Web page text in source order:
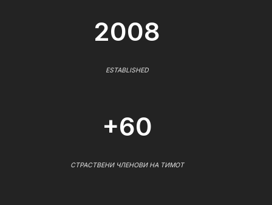
2008
ESTABLISHED
+60
СТРАСТВЕНИ ЧЛЕНОВИ НА ТИМОТ